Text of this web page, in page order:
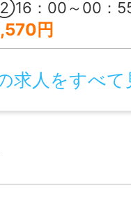
：00～00：
円
求人をすべて